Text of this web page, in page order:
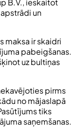
B.V., ieskaitot
un
maksa ir skaidri
pabeigšanas.
uz bultiņas
pirms
no mājaslapā
tiks
saņemšanas.